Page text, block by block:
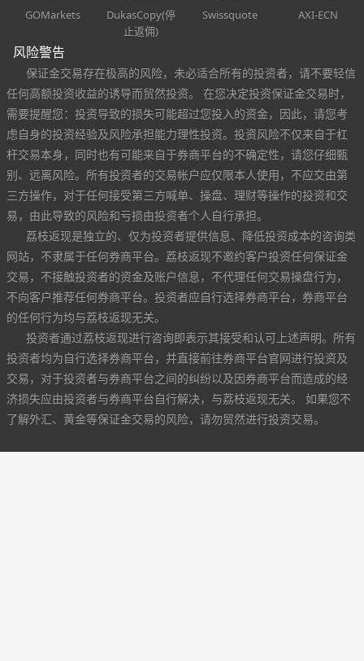
GOMarkets
DukasCopy(停
止返佣)
Swissquote AXI-ECN
风险警告
保证金交易存在极高的风险，未必适合所有的投资者，请不要轻信
任何高额投资收益的诱导而贸然投资。 在您决定投资保证金交易时，
需要提醒您：投资导致的损失可能超过您投入的资金，因此，请您考
虑自身的投资经验及风险承担能力理性投资。投资风险不仅来自于杠
杆交易本身，同时也有可能来自于券商平台的不确定性，请您仔细甄
别、远离风险。所有投资者的交易帐户应仅限本人使用，不应交由第
三方操作，对于任何接受第三方喊单、操盘、理财等操作的投资和交
易，由此导致的风险和亏损由投资者个人自行承担。
荔枝返现是独立的、仅为投资者提供信息、降低投资成本的咨询类
网站，不隶属于任何券商平台。荔枝返现不邀约客户投资任何保证金
交易，不接触投资者的资金及账户信息，不代理任何交易操盘行为，
不向客户推荐任何券商平台。投资者应自行选择券商平台，券商平台
的任何行为均与荔枝返现无关。
投资者通过荔枝返现进行咨询即表示其接受和认可上述声明。所有
投资者均为自行选择券商平台，并直接前往券商平台官网进行投资及
交易，对于投资者与券商平台之间的纠纷以及因券商平台而造成的经
济损失应由投资者与券商平台自行解决，与荔枝返现无关。 如果您不
了解外汇、黄金等保证金交易的风险，请勿贸然进行投资交易。